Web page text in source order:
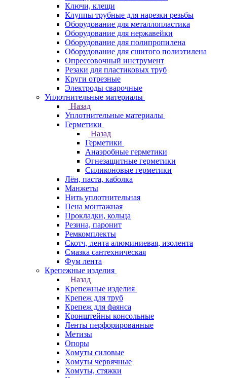
Ключи, клещи
Клуппы трубные для нарезки резьбы
Оборудование для металлопластика
Оборудование для нержавейки
Оборудование для полипропилена
Оборудование для сшитого полиэтилена
Опрессовочный инструмент
Резаки для пластиковых труб
Круги отрезные
Электроды сварочные
Уплотнительные материалы
Назад
Уплотнительные материалы
Герметики
Назад
Герметики
Анаэробные герметики
Огнезащитные герметики
Силиконовые герметики
Лён, паста, каболка
Манжеты
Нить уплотнительная
Пена монтажная
Прокладки, кольца
Резина, паронит
Ремкомплекты
Скотч, лента алюминиевая, изолента
Смазка сантехническая
Фум лента
Крепежные изделия
Назад
Крепежные изделия
Крепеж для труб
Крепеж для фаянса
Кронштейны консольные
Ленты перфорированные
Метизы
Опоры
Хомуты силовые
Хомуты червячные
Хомуты, стяжки